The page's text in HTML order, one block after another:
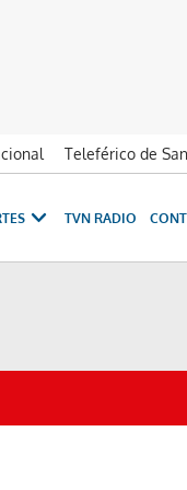
Teleférico de
TVN RADIO